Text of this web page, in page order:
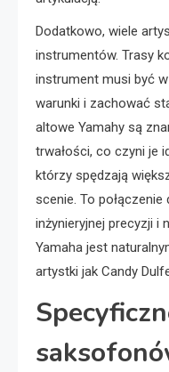
Dodatkowo, wiele
instrumentów. Trasy
instrument musi być
warunki i zachować
altowe Yamahy są
trwałości, co czyni je
którzy spędzają
scenie. To połączenie
inżynieryjnej precyzji i
Yamaha jest
artystki jak Candy